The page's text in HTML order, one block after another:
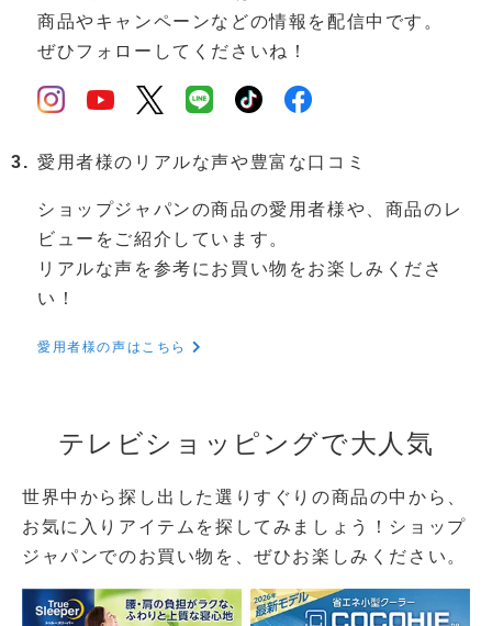
商品やキャンペーンなどの情報を配信中です。
ぜひフォローしてくださいね！
愛用者様のリアルな声や豊富な口コミ
ショップジャパンの商品の愛用者様や、商品のレ
ビューをご紹介しています。
リアルな声を参考にお買い物をお楽しみくださ
い！
愛用者様の声はこちら
テレビショッピングで大人気
世界中から探し出した選りすぐりの商品の中から、
お気に入りアイテムを探してみましょう！ショップ
ジャパンでのお買い物を、ぜひお楽しみください。